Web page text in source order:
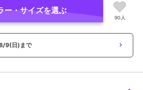
ー・サイズを選ぶ
90人
9(日)まで